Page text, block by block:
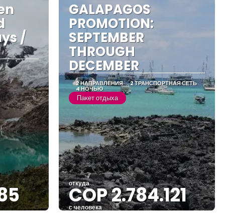
/
GALAPAGOS
PROMOTION:
SEPTEMBER
THROUGH
DECEMBER
2 НАПРАВЛЕНИЯ 2 ТРАНСПОРТНАЯ СЕТЬ
4 НОЧЬЮ
Пакет отдыха
откуда
COP 2.784.121
с человека